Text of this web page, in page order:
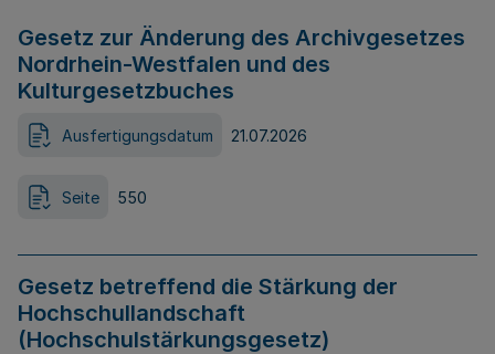
Gesetz zur Änderung des Archivgesetzes
Nordrhein-Westfalen und des
Kulturgesetzbuches
Ausfertigungsdatum 21.07.2026
Seite 550
Gesetz betreffend die Stärkung der
Hochschullandschaft
(Hochschulstärkungsgesetz)